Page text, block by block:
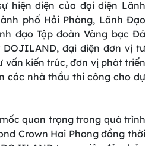
hiện diện của đại diện Lãnh
phố Hải Phòng, Lãnh Đạo
đạo Tập đoàn Vàng bạc Đá
đại diện đơn vị tư
vấn kiến trúc, đơn vị phát triển
các nhà thầu thi công cho dự
quan trọng trong quá trình
Crown Hai Phong đồng thời